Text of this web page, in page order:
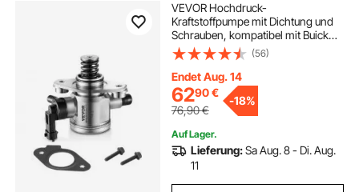
VEVOR Hochdruck-
Kraftstoffpumpe mit Dichtung und
Schrauben, kompatibel mit Buick
LaCrosse, Regal, Verano, Chevrolet
Captiva Sport, Equinox, Impala,
Malibu, GMC Terrain 2010–2017 L4
2,4 l, Edelstahl
(56)
Endet Aug. 14
6290€
76,90€
-18%
Auf Lager.
Lieferung:Sa Aug. 8 - Di. Aug.
11